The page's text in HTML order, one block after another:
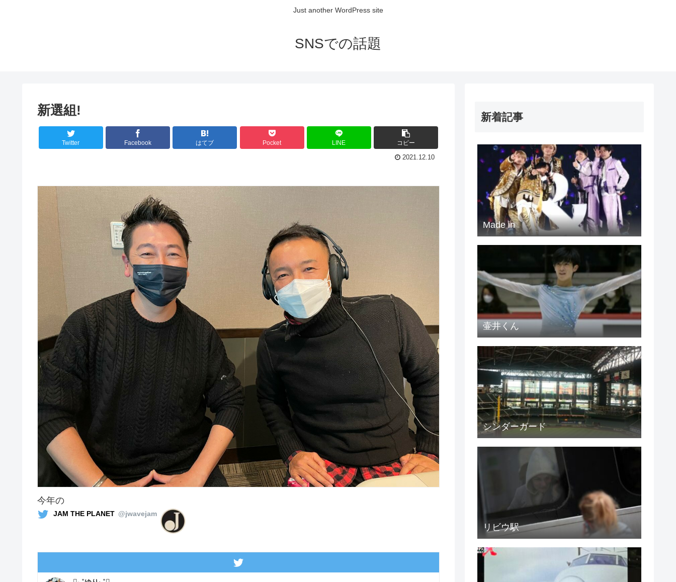
Just another WordPress site
SNSでの話題
新選組!
Twitter Facebook はてブ Pocket LINE コピー
2021.12.10
今年の
JAM THE PLANET @jwavejam
新着記事
Made in
壷井くん
シンダーガード
リビウ駅